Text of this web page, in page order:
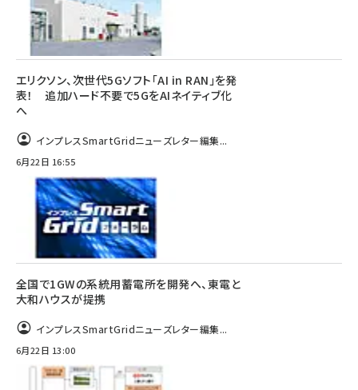
エリクソン、次世代5Gソフト「AI in RAN」を発
表！ 追加ハード不要で5GをAIネイティブ化
へ
インプレスSmartGridニューズレター編集...
6月22日 16:55
全国で1GWの系統用蓄電所を開発へ、東電と
大和ハウスが提携
インプレスSmartGridニューズレター編集...
6月22日 13:00